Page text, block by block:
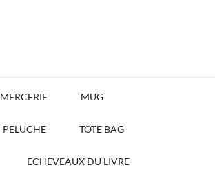
MERCERIE MUG
PELUCHE TOTE BAG
ECHEVEAUX DU LIVRE